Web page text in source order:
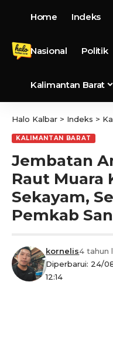
Home Indeks
Nasional Politik
Kalimantan Barat
Halo Kalbar > Indeks >
KALIMANTAN BARAT
Jembatan
Raut Muara
Sekayam,
Pemkab
Diperbarui: 24/
12:14
kornelis4 tahun